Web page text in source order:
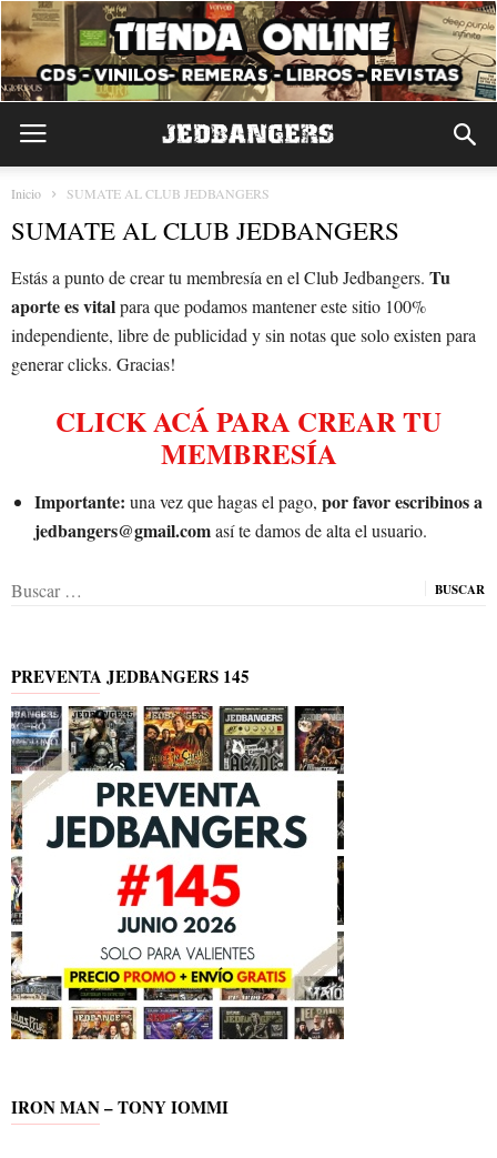
Inicio SUMATE AL CLUB JEDBANGERS
SUMATE AL CLUB JEDBANGERS
Estás a punto de crear tu membresía en el Club Jedbangers. Tu
aporte es vitalpara que podamos mantener este sitio 100%
independiente, libre de publicidad y sin notas que solo existen para
generar clicks. Gracias!
CLICK ACÁ PARA CREAR TU
MEMBRESÍA
Importante: una vez que hagas el pago, por favor escribinos a
jedbangers@gmail.comasí te damos de alta el usuario.
Buscar:
PREVENTA JEDBANGERS 145
IRON MAN – TONY IOMMI